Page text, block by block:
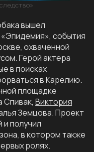
вышел
события
охваченной
Герой актера
в поисках
в Карелию.
площадке
Спивак, Виктория
Земцова. Проект
и получил
в котором также
ролях.